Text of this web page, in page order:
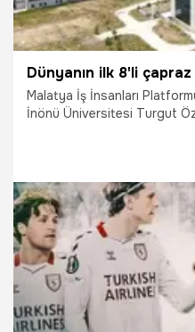
Malatya İş İnsanları
İnönü Üniversitesi Turgut
14.06.2026 Malatya